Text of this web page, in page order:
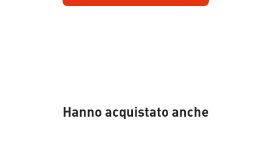
Hanno acquistato anche